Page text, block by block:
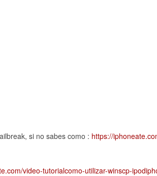
si no sabes como : https://
video-tutorialcomo-utilizar-winscp-